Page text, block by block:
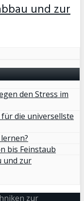
und zur
den Stress im
die universellste
bis Feinstaub
und zur
zur